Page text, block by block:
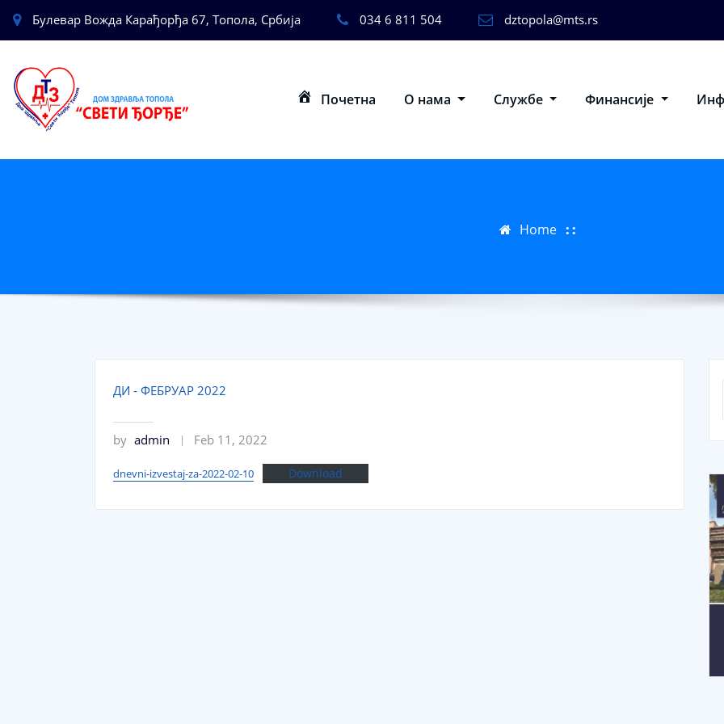
Булевар Вожда Карађорђа 67, Топола, Србија 034 6 811 504 dztopola@mts.rs
Почетна О нама Службе Финансије
Home
ДИ - ФЕБРУАР 2022
by admin Feb 11, 2022
dnevni-izvestaj-za-2022-02-10 Download